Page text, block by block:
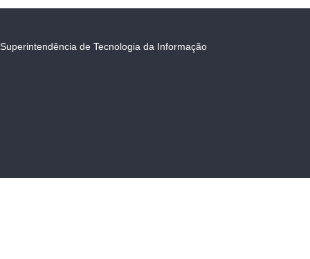
Superintendência de Tecnologia da Informação